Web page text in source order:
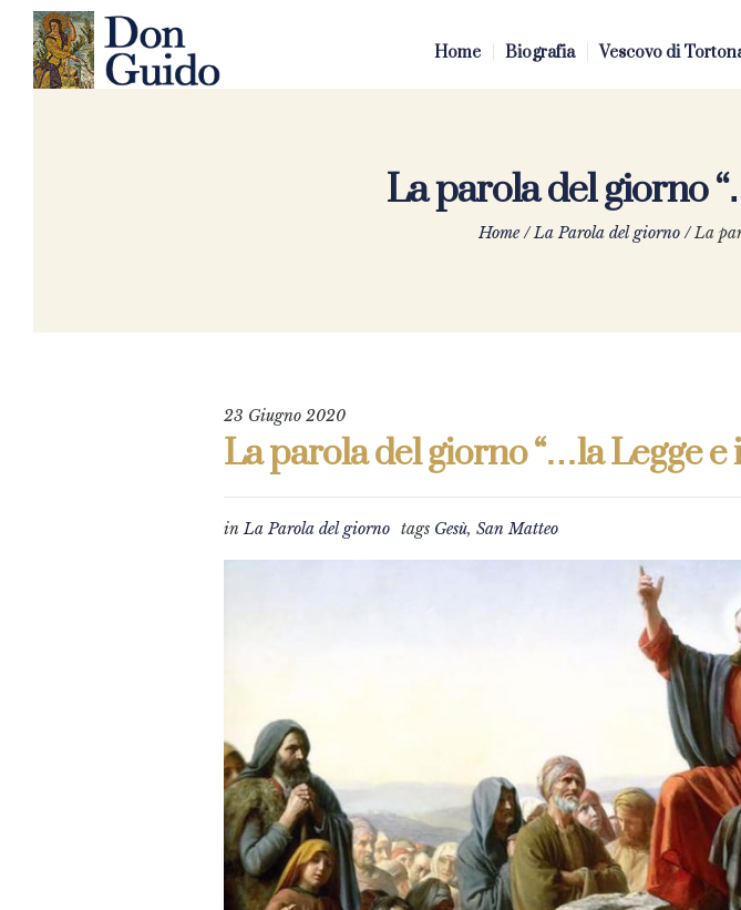
Home Biografia Vescovo di
La parola del giorno
Home /La Parola del giorno /La
23 Giugno 2020
La parola del giorno “…la Legge
inLa Parola del giorno tags Gesù, San Matteo